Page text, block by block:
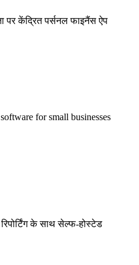
पर केंद्रित पर्सनल फाइनैंस ऐप
for small businesses
के साथ सेल्फ-होस्टेड